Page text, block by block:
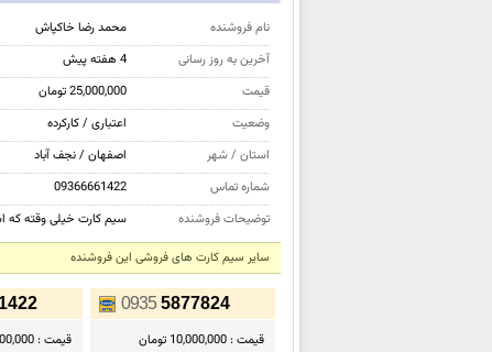
نام فروشنده
محمد رضا خاکپاش
آخرین به روز رسانی
4 هفته پیش
قیمت
25,000,000 تومان
وضعیت
اعتباری / کارکرده
استان / شهر
اصفهان / نجف آباد
شماره تماس
09366661422
توضیحات فروشنده
سیم کارت خیلی وقته که
سایر سیم کارت های فروشی این فروشنده
0935 5877824
قیمت :10,000,000 تومان
قیمت :